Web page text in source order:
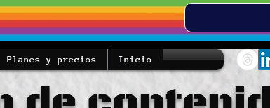
Inicio
Planes y precios